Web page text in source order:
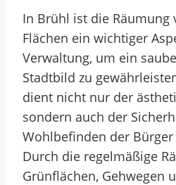
In Brühl ist die Räumung
Flächen ein wichtiger
Verwaltung, um ein
Stadtbild zu
dient nicht nur der
sondern auch der
Wohlbefinden der
Durch die regelmäßige
Grünflächen, Gehwegen